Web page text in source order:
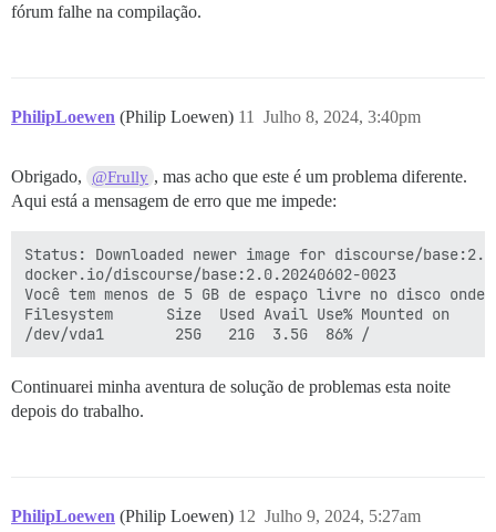
fórum falhe na compilação.
PhilipLoewen (Philip Loewen) Julho 8, 2024, 3:40pm
11
Obrigado, @Frully , mas acho que este é um problema diferente.
Aqui está a mensagem de erro que me impede:
Status: Downloaded newer image for discourse/
docker.io/discourse/base:2.0.20240602-0023
Você tem menos de 5 GB de espaço livre no disco
Filesystem      Size  Used Avail Use% Mounted on
Continuarei minha aventura de solução de problemas esta noite
depois do trabalho.
PhilipLoewen (Philip Loewen) Julho 9, 2024, 5:27am
12